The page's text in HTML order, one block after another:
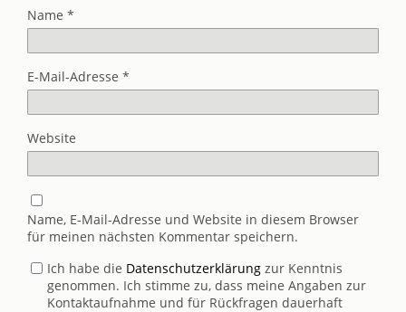
Name *
E-Mail-Adresse *
Website
Name, E-Mail-Adresse und Website in diesem Browser
für meinen nächsten Kommentar speichern.
Ich habe die Datenschutzerklärung zur Kenntnis
genommen. Ich stimme zu, dass meine Angaben zur
Kontaktaufnahme und für Rückfragen dauerhaft